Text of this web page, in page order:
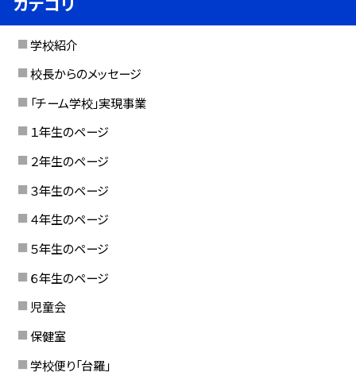
学校紹介
校長からのメッセージ
「チーム学校」実現事業
１年生のページ
２年生のページ
３年生のページ
４年生のページ
５年生のページ
６年生のページ
児童会
保健室
学校便り「台羅」